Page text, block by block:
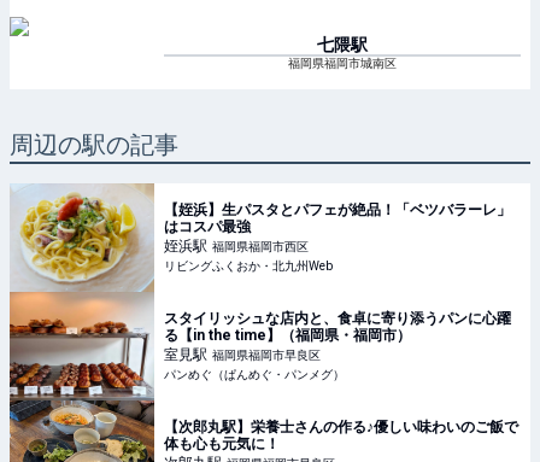
七隈駅
福岡県福岡市城南区
周辺の駅の記事
【姪浜】生パスタとパフェが絶品！「ベツバラーレ」
はコスパ最強
姪浜駅 福岡県福岡市西区
リビングふくおか・北九州Web
スタイリッシュな店内と、食卓に寄り添うパンに心躍
る【in the time】（福岡県・福岡市）
室見駅 福岡県福岡市早良区
パンめぐ（ぱんめぐ・パンメグ）
【次郎丸駅】栄養士さんの作る♪優しい味わいのご飯で
体も心も元気に！